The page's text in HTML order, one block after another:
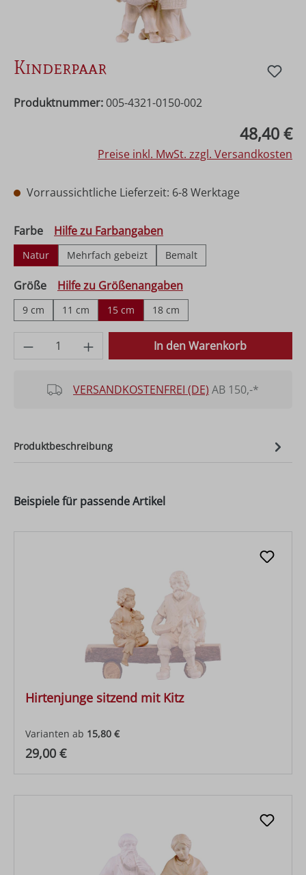
Kinderpaar
Produktnummer: 005-4321-0150-002
48,40 €
Preise inkl. MwSt. zzgl. Versandkosten
Vorraussichtliche Lieferzeit: 6-8 Werktage
Farbeauswählen
Hilfe zu Farbangaben
Natur Mehrfach gebeizt Bemalt
Größeauswählen
Hilfe zu Größenangaben
9 cm 11 cm 15 cm 18 cm
Produkt Anzahl: Gib den gewünschten
In den Warenkorb
VERSANDKOSTENFREI (DE) AB 150,-*
Produktbeschreibung
Beispiele für passende Artikel
Hirtenjunge sitzend mit Kitz
Varianten ab 15,80 €
Regulärer Preis:
29,00 €